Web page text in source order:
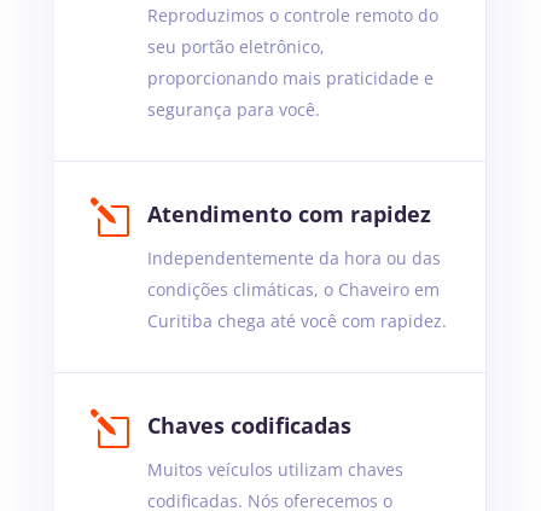
Reproduzimos o controle remoto do
seu portão eletrônico,
proporcionando mais praticidade e
segurança para você.
l Atendimento com rapidez
Independentemente da hora ou das
condições climáticas, o Chaveiro em
Curitiba chega até você com rapidez.
l Chaves codificadas
Muitos veículos utilizam chaves
codificadas. Nós oferecemos o